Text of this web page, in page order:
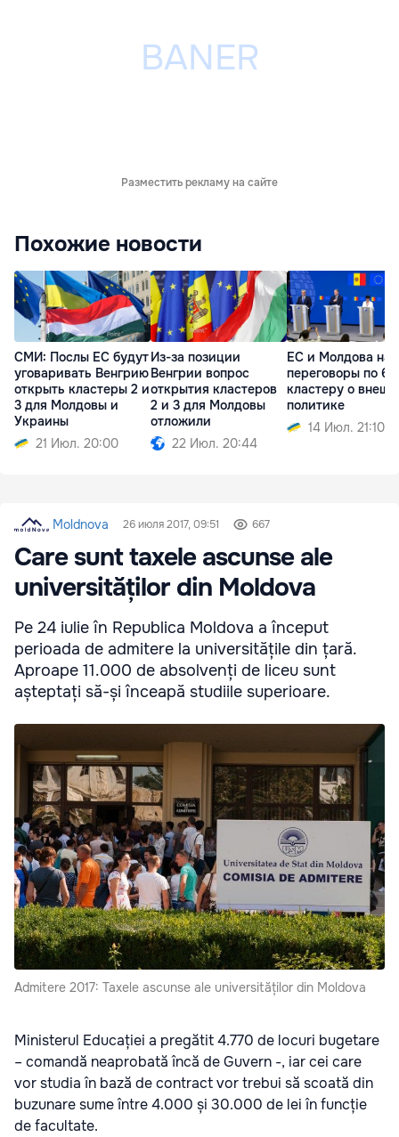
Разместить рекламу на сайте
Похожие новости
СМИ: Послы ЕС будут
уговаривать Венгрию
открыть кластеры 2 и
3 для Молдовы и
Украины
21 Июл. 20:00
Из-за позиции
Венгрии вопрос
открытия кластеров
2 и 3 для Молдовы
отложили
22 Июл. 20:44
ЕС и Молдова
переговоры по 6-
кластеру о
политике
14 Июл. 21:10
Moldnova 26 июля 2017, 09:51 667
Care sunt taxele ascunse ale
universităților din Moldova
Pe 24 iulie în Republica Moldova a început
perioada de admitere la universitățile din țară.
Aproape 11.000 de absolvenți de liceu sunt
așteptați să-și înceapă studiile superioare.
Admitere 2017: Taxele ascunse ale universităților din Moldova
Ministerul Educației a pregătit 4.770 de locuri bugetare
– comandă neaprobată încă de Guvern -, iar cei care
vor studia în bază de contract vor trebui să scoată din
buzunare sume între 4.000 și 30.000 de lei în funcție
de facultate.